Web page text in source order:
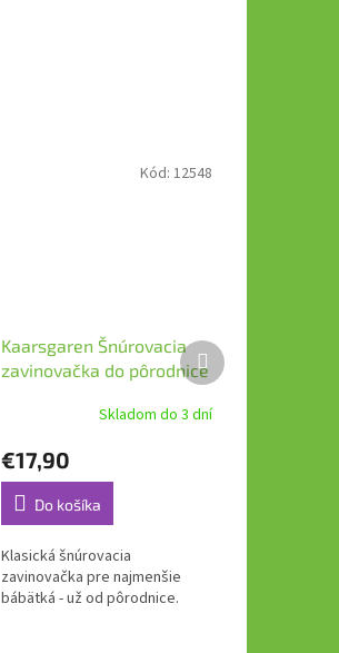
Kaarsgaren Šnúrovacia
zavinovačka do pôrodnice
Skladom do 3 dní
€17,90
Do košíka
Klasická šnúrovacia
zavinovačka pre najmenšie
bábätká - už od pôrodnice.
Kód: 12548
Ďalší
produkt